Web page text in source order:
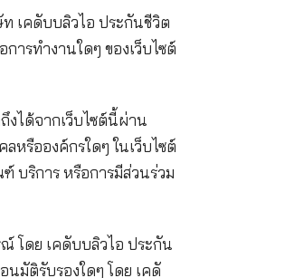
งให้ทราบล่วงหน้า บริษัท เคดับบลิว
เชื่อถือของเนื้อหาหรือการทำงานใ
เว็บอื่นที่ท่านอาจเข้าถึงได้จากเว็
ใดๆ หรือการระบุตัวบุคคลหรือองค์กร
รใดซึ่งเว็บไซต์ ผลิตภัณฑ์ บริการ หรื